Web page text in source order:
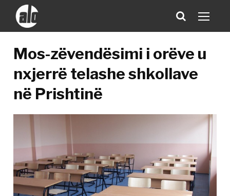
Mos-zëvendësimi i orëve u
nxjerrë telashe shkollave
në Prishtinë